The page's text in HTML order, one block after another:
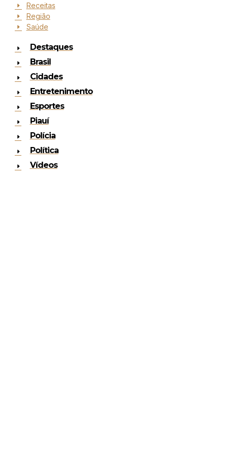
Receitas
Região
Saúde
Destaques
Brasil
Cidades
Entretenimento
Esportes
Piauí
Polícia
Política
Vídeos